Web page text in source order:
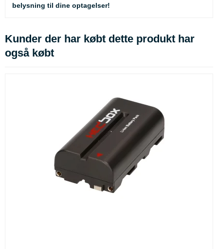
belysning til dine optagelser!
Kunder der har købt dette produkt har
også købt